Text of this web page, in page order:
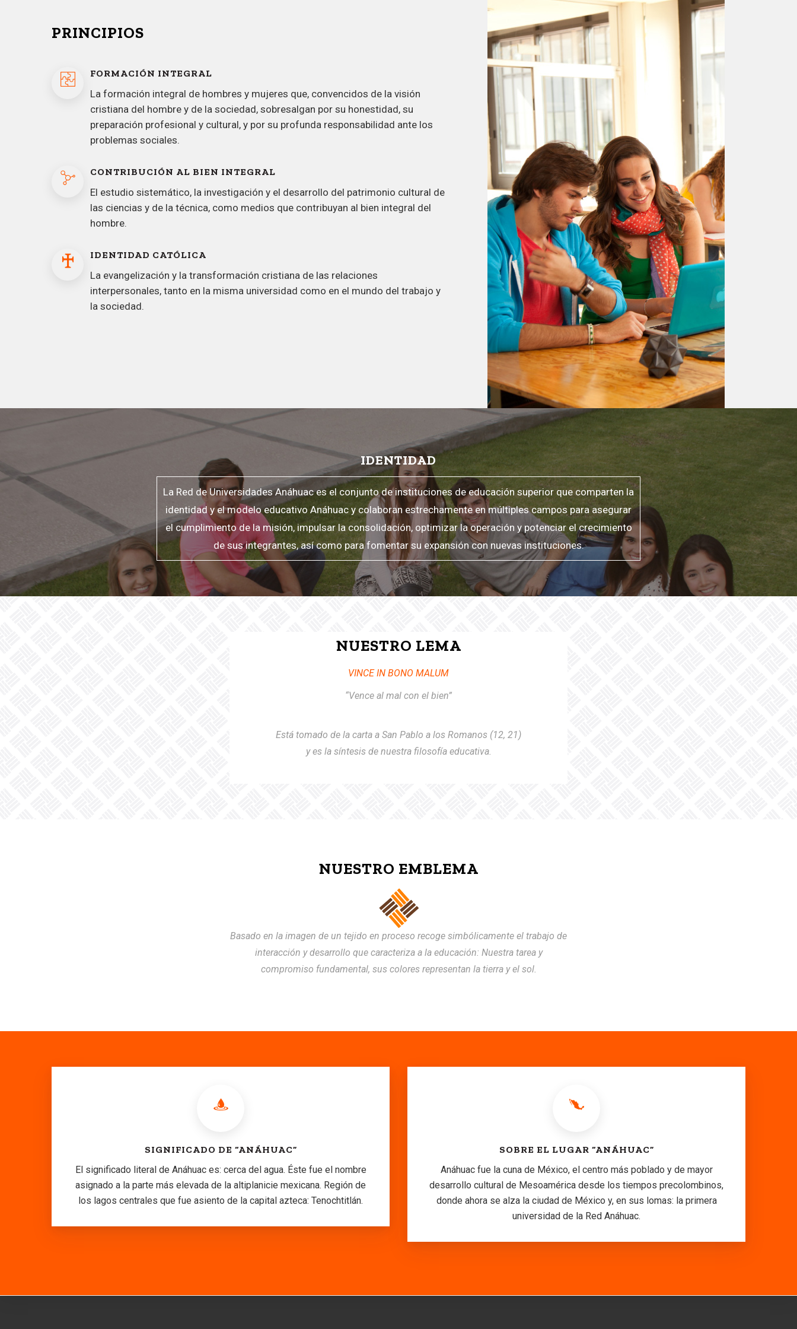
PRINCIPIOS
FORMACIÓN INTEGRAL
La formación integral de hombres y mujeres que, convencidos de la visión
cristiana del hombre y de la sociedad, sobresalgan por su honestidad, su
preparación profesional y cultural, y por su profunda responsabilidad ante los
problemas sociales.
CONTRIBUCIÓN AL BIEN INTEGRAL
El estudio sistemático, la investigación y el desarrollo del patrimonio cultural de
las ciencias y de la técnica, como medios que contribuyan al bien integral del
hombre.
IDENTIDAD CATÓLICA
La evangelización y la transformación cristiana de las relaciones
interpersonales, tanto en la misma universidad como en el mundo del trabajo y
la sociedad.
IDENTIDAD
La Red de Universidades Anáhuac es el conjunto de instituciones de educación superior que comparten la
identidad y el modelo educativo Anáhuac y colaboran estrechamente en múltiples campos para asegurar
el cumplimiento de la misión, impulsar la consolidación, optimizar la operación y potenciar el crecimiento
de sus integrantes, así como para fomentar su expansión con nuevas instituciones.
NUESTRO LEMA
VINCE IN BONO MALUM
“Vence al mal con el bien”
Está tomado de la carta a San Pablo a los Romanos (12, 21)
y es la síntesis de nuestra filosofía educativa.
NUESTRO EMBLEMA
Basado en la imagen de un tejido en proceso recoge simbólicamente el trabajo de
interacción y desarrollo que caracteriza a la educación: Nuestra tarea y
compromiso fundamental, sus colores representan la tierra y el sol.
SIGNIFICADO DE “ANÁHUAC”
El significado literal de Anáhuac es: cerca del agua. Éste fue el nombre
asignado a la parte más elevada de la altiplanicie mexicana. Región de
los lagos centrales que fue asiento de la capital azteca: Tenochtitlán.
SOBRE EL LUGAR “ANÁHUAC”
Anáhuac fue la cuna de México, el centro más poblado y de mayor
desarrollo cultural de Mesoamérica desde los tiempos precolombinos,
donde ahora se alza la ciudad de México y, en sus lomas: la primera
universidad de la Red Anáhuac.